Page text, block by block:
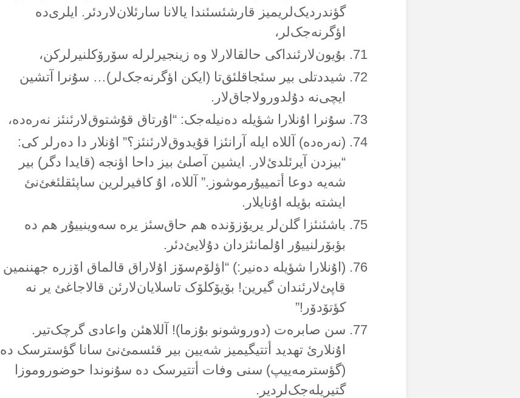
گؤندردیک‌لریمیز قارشئسئندا یالانا سارئلان‌لاردئر. ایلری‌دە
اؤگرنەجک‌لر،
بۇیون‌لارئنداکی حالقالارلا وە زینجیرلرلە سۆرۆکلنیرلرکن،
شیددتلی بیر سئجاقلئق‌تا (ایکن اؤگرنەجک‌لر)… سۇنرا آتشین
ایچی‌نە دۇلدورولاجاق‌لار.
سۇنرا اۇنلارا شؤیلە دەنیلەجک: “اۇرتاق قۇشتوق‌لارئنئز نەرەدە،
(نەرەدە) آللاە ایلە آرانئزا قۇیدوق‌لارئنئز؟” اۇنلار دا دەرلر کی:
“بیزدن آیرئلدئ‌لار. ایشین آصلئ بیز داحا اؤنجە (قایدا دگر) بیر
شەیە دوعا أتمییۇرموشوز.” آللاە، اۇ کافیرلرین ساپئقلئغئ‌نئ
ایشتە بؤیلە اۇنایلار.
باشئنئزا گلن‌لر یریۆزۆندە هم حاق‌سئز یرە سەوینییۇر هم دە
بؤبۆرلنییۇر اۇلمانئزدان دۇلایئ‌دئر.
(اۇنلارا شؤیلە دەنیر:) “اؤلۆم‌سۆز اۇلاراق قالماق اۆزرە جهننمین
قاپئ‌لارئندان گیرین! بۆیۆکلۆک تاسلایان‌لارئن قالاجاغئ یر نە
کؤتۆدۆر!”
سن صابرەت (دوروشونو بۇزما)! آللاهئن واعادی گرچک‌تیر.
اۇنلارئ تهدید أتتیگیمیز شەیین بیر قئسمئ‌نئ سانا گؤسترسک دە
(گؤسترمەییپ) سنی وفات أتتیرسک دە سۇنوندا حوضوروموزا
گتیریلەجک‌لردیر.